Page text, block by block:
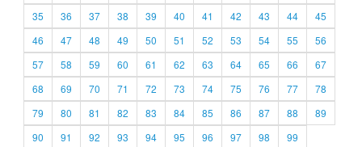
35
36 37 38 39 40 41 42 43 44
45
46
47 48 49 50 51 52 53 54 55
56
57
58 59 60 61 62 63 64 65 66
67
68
69 70 71 72 73 74 75 76 77
78
79
80 81 82 83 84 85 86 87 88
89
90
91 92 93 94 95 96 97 98
99